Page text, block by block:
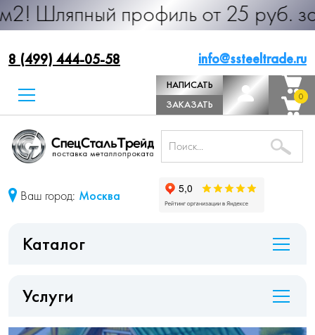
профиль от 25 руб. за м.п.
8 (499) 444-05-58 info@ssteeltrade.ru
НАПИСАТЬ
ДИРЕКТОРУ
ЗАКАЗАТЬ
ЗВОНОК
0
0
Ваш город: Москва
Каталог
Услуги